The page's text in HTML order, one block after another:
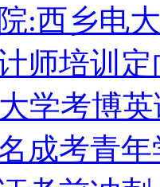
:西乡电
师培训定
学考博
成考青年